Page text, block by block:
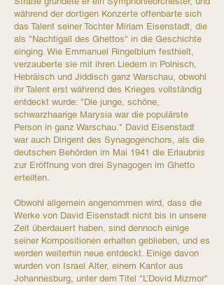
während der dortigen Konzerte offenbarte sich
das Talent seiner Tochter Miriam Eisenstadt, die
als "Nachtigall des Ghettos" in die Geschichte
einging. Wie Emmanuel Ringelblum festhielt,
verzauberte sie mit ihren Liedern in Polnisch,
Hebräisch und Jiddisch ganz Warschau, obwohl
ihr Talent erst während des Krieges vollständig
entdeckt wurde: "Die junge, schöne,
schwarzhaarige Marysia war die populärste
Person in ganz Warschau." David Eisenstadt
war auch Dirigent des Synagogenchors, als die
deutschen Behörden im Mai 1941 die Erlaubnis
zur Eröffnung von drei Synagogen im Ghetto
erteilten.​
Obwohl allgemein angenommen wird, dass die
Werke von David Eisenstadt nicht bis in unsere
Zeit überdauert haben, sind dennoch einige
seiner Kompositionen erhalten geblieben, und es
werden weiterhin neue entdeckt. Einige davon
wurden von Israel Alter, einem Kantor aus
Johannesburg, unter dem Titel "L’Dovid Mizmor"